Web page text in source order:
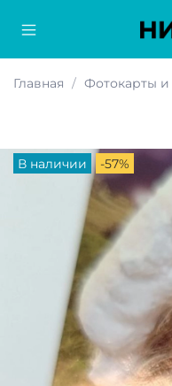
Главная Фотокарты и
В наличии -57%